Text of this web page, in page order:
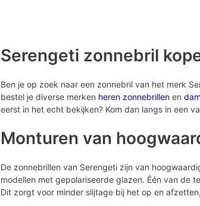
Serengeti zonnebril
Ben je op zoek naar een zonnebril van het merk
bestel je diverse merken heren zonnebrillen en
eerst in het echt bekijken? Kom dan langs in een
Monturen van
De zonnebrillen van Serengeti zijn van
modellen met gepolariseerde glazen. Één van de
Dit zorgt voor minder slijtage bij het op en